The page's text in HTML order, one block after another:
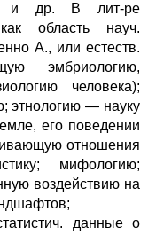
и др. В лит-ре
область науч.
А., или естеств.
эмбриологию,
человека);
этнологию — науку
его поведении
отношения
мифологию;
воздействию на
данные о